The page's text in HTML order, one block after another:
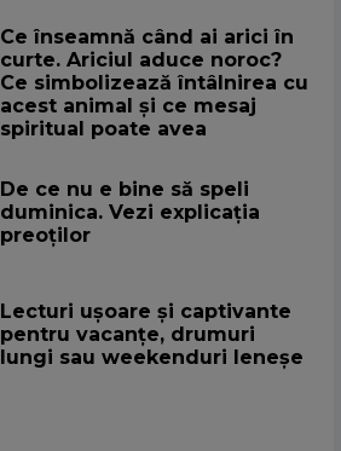
Ce înseamnă când ai arici în
curte. Ariciul aduce noroc?
Ce simbolizează întâlnirea cu
acest animal și ce mesaj
spiritual poate avea
De ce nu e bine să speli
duminica. Vezi explicația
preoților
Lecturi ușoare și captivante
pentru vacanțe, drumuri
lungi sau weekenduri leneșe